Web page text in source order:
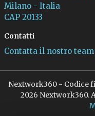
Milano - Italia
CAP 20133
Contatti
Contatta il nostro
Nextwork360 - Codice
2026 Nextwork360.